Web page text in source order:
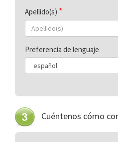
Apellido(s)
Preferencia de lenguaje
Cuéntenos cómo